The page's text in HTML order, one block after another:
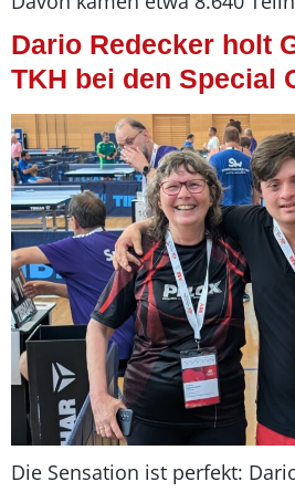
Dario Redecker holt
TKH bei den Special
Die Sensation ist perfekt: